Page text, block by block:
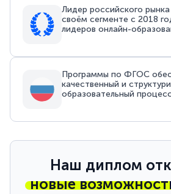
Лидер российского
своём сегменте с 2018
лидеров онлайн-
Программы по ФГОС
качественный и
образовательный процесс
Наш диплом
новые